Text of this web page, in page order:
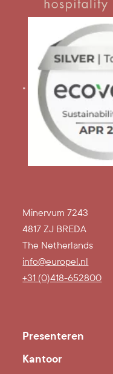
"
Minervum 7243
4817 ZJ BREDA
The Netherlands
info@europel.nl
+31 (0)418-652800
Presenteren
Kantoor